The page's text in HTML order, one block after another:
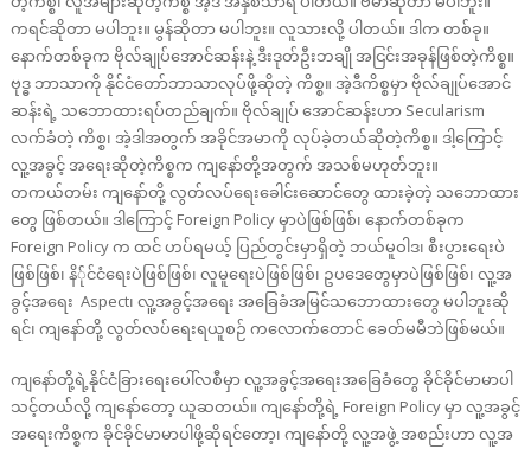
ကရင်ဆိုတာ မပါဘူး။ မွန်ဆိုတာ မပါဘူး။ လူသားလို့ ပါတယ်။ ဒါက တစ်ခု။
နောက်တစ်ခုက ဗိုလ်ချုပ်အောင်ဆန်းနဲ့ ဒီးဒုတ်ဦးဘချို အငြင်းအခုန်ဖြစ်တဲ့ကိစ္စ။
ဗုဒ္ဓ ဘာသာကို နိုင်ငံတော်ဘာသာလုပ်ဖို့ဆိုတဲ့ ကိစ္စ။ အဲ့ဒီကိစ္စမှာ ဗိုလ်ချုပ်အောင်
ဆန်းရဲ့ သဘောထားရပ်တည်ချက်။ ဗိုလ်ချုပ် အောင်ဆန်းဟာ Secularism
လက်ခံတဲ့ ကိစ္စ၊ အဲ့ဒါအတွက် အခိုင်အမာကို လုပ်ခဲ့တယ်ဆိုတဲ့ကိစ္စ။ ဒါ့ကြောင့်
လူ့အခွင့် အရေးဆိုတဲ့ကိစ္စက ကျနော်တို့အတွက် အသစ်မဟုတ်ဘူး။
တကယ်တမ်း ကျနော်တို့ လွတ်လပ်ရေးခေါင်းဆောင်တွေ ထားခဲ့တဲ့ သဘောထား
တွေ ဖြစ်တယ်။ ဒါကြောင့် Foreign Policy မှာပဲဖြစ်ဖြစ်၊ နောက်တစ်ခုက
Foreign Policy က ထင် ဟပ်ရမယ့် ပြည်တွင်းမှာရှိတဲ့ ဘယ်မူဝါဒ၊ စီးပွားရေးပဲ
ဖြစ်ဖြစ်၊ နိ်ုင်ငံရေးပဲဖြစ်ဖြစ်၊ လူမူရေးပဲဖြစ်ဖြစ်၊ ဥပဒေတွေမှာပဲဖြစ်ဖြစ်၊ လူ့အ
ခွင့်အရေး Aspect၊ လူ့အခွင့်အရေး အခြေခံအမြင်သဘောထားတွေ မပါဘူးဆို
ရင်၊ ကျနော်တို့ လွတ်လပ်ရေးရယူစဉ် ကလောက်တောင် ခေတ်မမီဘဲဖြစ်မယ်။
ကျနော်တို့ရဲ့နိုင်ငံခြားရေးပေါ်လစီမှာ လူ့အခွင့်အရေးအခြေခံတွေ ခိုင်ခိုင်မာမာပါ
သင့်တယ်လို့ ကျနော်တော့ ယူဆတယ်။ ကျနော်တို့ရဲ့ Foreign Policy မှာ လူ့အခွင့်
အရေးကိစ္စက ခိုင်ခိုင်မာမာပါဖို့ဆိုရင်တော့၊ ကျနော်တို့ လူ့အဖွဲ့ အစည်းဟာ လူ့အ